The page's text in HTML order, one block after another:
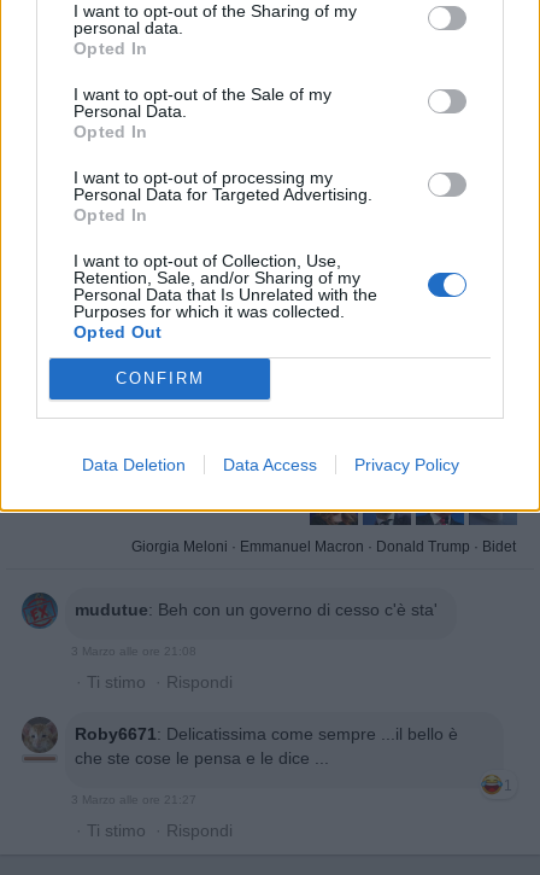
I want to opt-out of the Sharing of my
personal data.
Opted In
I want to opt-out of the Sale of my
Personal Data.
Opted In
I want to opt-out of processing my
Personal Data for Targeted Advertising.
Opted In
I want to opt-out of Collection, Use,
Retention, Sale, and/or Sharing of my
Personal Data that Is Unrelated with the
Purposes for which it was collected.
Opted Out
CONFIRM
Data Deletion Data Access Privacy Policy
Ti stimo fratello
Giorgia Meloni · Emmanuel Macron · Donald Trump · Bidet
mudutue: Beh con un governo di cesso c'è sta'
3 Marzo alle ore 21:08
· Ti stimo · Rispondi
Roby6671: Delicatissima come sempre ...il bello è
che ste cose le pensa e le dice ...
1
3 Marzo alle ore 21:27
· Ti stimo · Rispondi